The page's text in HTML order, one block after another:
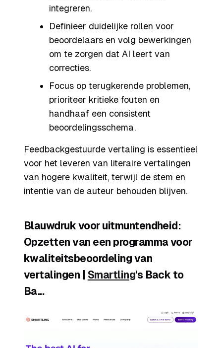
integreren.
Definieer duidelijke rollen voor
beoordelaars en volg bewerkingen
om te zorgen dat AI leert van
correcties.
Focus op terugkerende problemen,
prioriteer kritieke fouten en
handhaaf een consistent
beoordelingsschema.
Feedbackgestuurde vertaling is essentieel
voor het leveren van literaire vertalingen
van hogere kwaliteit, terwijl de stem en
intentie van de auteur behouden blijven.
Blauwdruk voor uitmuntendheid:
Opzetten van een programma voor
kwaliteitsbeoordeling van
vertalingen | Smartling's Back to
Ba...